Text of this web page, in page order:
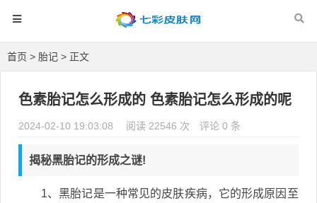
首页 > 胎记 > 正文
色素胎记怎么形成的 色素胎记怎么形成的呢
2024-02-10 19:03:08 阅读 22546 次 评论 0 条
揭秘黑胎记的形成之谜!
1、黑胎记是一种常见的皮肤疾病，它的形成原因至